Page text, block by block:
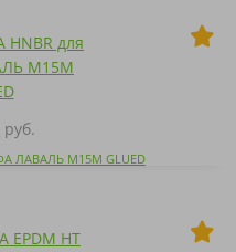
ЛАВАЛЬ M15M GLUED